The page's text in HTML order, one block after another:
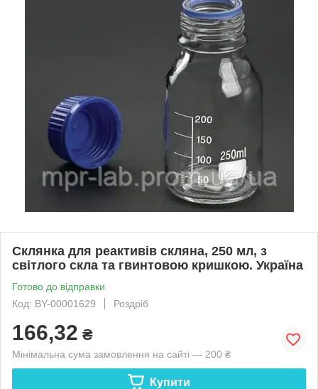
Склянка для реактивів скляна, 250 мл, з
світлого скла та гвинтовою кришкою. Україна
Готово до відправки
Код: BY-00001629
Роздріб
166,32 ₴
Мінімальна сума замовлення на сайті — 200 ₴
Купити